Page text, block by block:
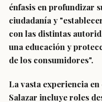
énfasis en profundizar
ciudadanía y
con las distintas
una educación y
de los consumidores".
La vasta experiencia
Salazar incluye roles